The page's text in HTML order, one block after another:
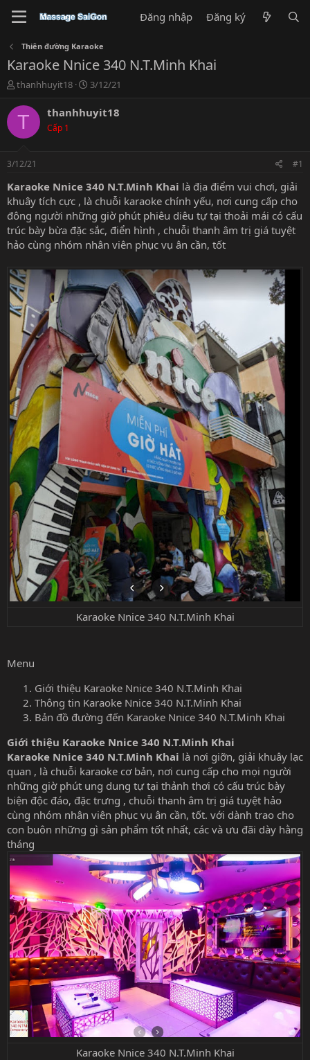
Đăng nhập Đăng ký
Thiên đường Karaoke
Karaoke Nnice 340 N.T.Minh Khai
T
r
a
s
t
a
t
e
r
thanhhuyit18
N
à
y
3/12/21
T thanhhuyit18
Cấp 1
3/12/21 #1
Karaoke Nnice 340 N.T.Minh Khai là địa điểm vui chơi, giải
khuây tích cực , là chuỗi karaoke chính yếu, nơi cung cấp cho
đông người những giờ phút phiêu diêu tự tại thoải mái có cấu
trúc bày bừa đặc sắc, điển hình , chuỗi thanh âm trị giá tuyệt
hảo cùng nhóm nhân viên phục vụ ân cần, tốt
Karaoke Nnice 340 N.T.Minh Khai
Menu
Giới thiệu Karaoke Nnice 340 N.T.Minh Khai
Thông tin Karaoke Nnice 340 N.T.Minh Khai
Bản đồ đường đến Karaoke Nnice 340 N.T.Minh Khai
Giới thiệu Karaoke Nnice 340 N.T.Minh Khai
Karaoke Nnice 340 N.T.Minh Khai là nơi giỡn, giải khuây lạc
quan , là chuỗi karaoke cơ bản, nơi cung cấp cho mọi người
những giờ phút ung dung tự tại thảnh thơi có cấu trúc bày
biện độc đáo, đặc trưng , chuỗi thanh âm trị giá tuyệt hảo
cùng nhóm nhân viên phục vụ ân cần, tốt. với dành trao cho
con buôn những gì sản phẩm tốt nhất, các và ưu đãi dày hằng
tháng
Karaoke Nnice 340 N.T.Minh Khai